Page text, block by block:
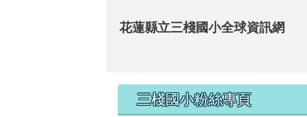
花蓮縣立三棧國小全球資訊網
左邊區域內容
三棧國小粉絲專頁